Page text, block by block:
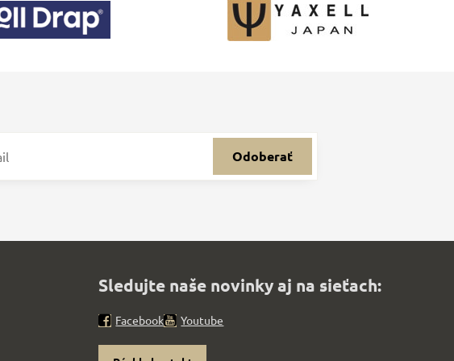
Odoberať
Sledujte naše novinky aj na sieťach:
Facebook Youtube